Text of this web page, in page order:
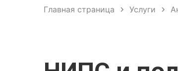
Главная страница Услуги